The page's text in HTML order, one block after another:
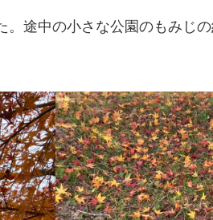
途中の小さな公園のもみじ